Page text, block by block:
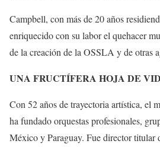
Campbell, con más de 20 años
enriquecido con su labor el quehacer
de la creación de la OSSLA y de otras
UNA FRUCTÍFERA HOJA DE
Con 52 años de trayectoria artística, el
ha fundado orquestas profesionales,
México y Paraguay. Fue director titular